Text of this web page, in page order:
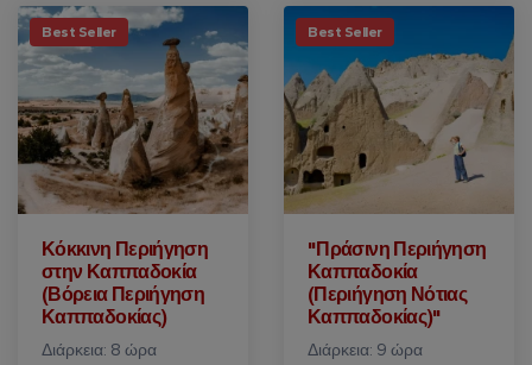
Best Seller
Κόκκινη Περιήγηση
στην Καππαδοκία
(Βόρεια Περιήγηση
Καππαδοκίας)
Διάρκεια: 8 ώρα
Best Seller
"Πράσινη Περιήγηση
Καππαδοκία
(Περιήγηση Νότιας
Καππαδοκίας)"
Διάρκεια: 9 ώρα